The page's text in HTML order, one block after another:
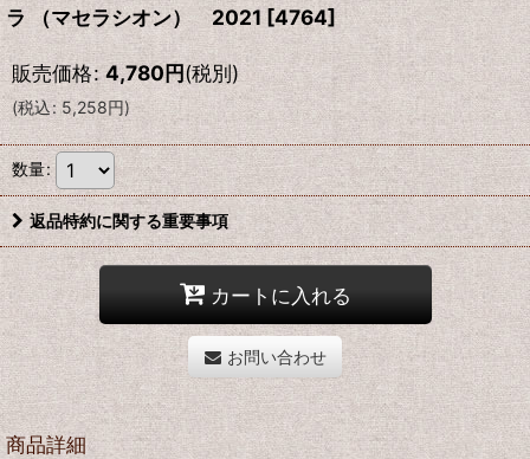
ラ （マセラシオン） 2021 [4764]
販売価格: 4,780円(税別)
(税込: 5,258円)
数量:
返品特約に関する重要事項
カートに入れる
お問い合わせ
商品詳細